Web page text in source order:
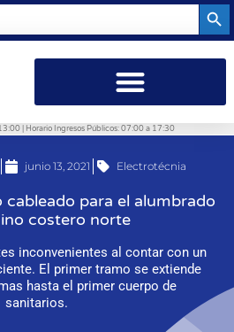
| Horario Ingresos Públicos: 07:00 a 17:30
junio 13, 2021 Electrotécnia
cableado para el alumbrado
costero norte
inconvenientes al contar con un
El primer tramo se extiende
hasta el primer cuerpo de
sanitarios.